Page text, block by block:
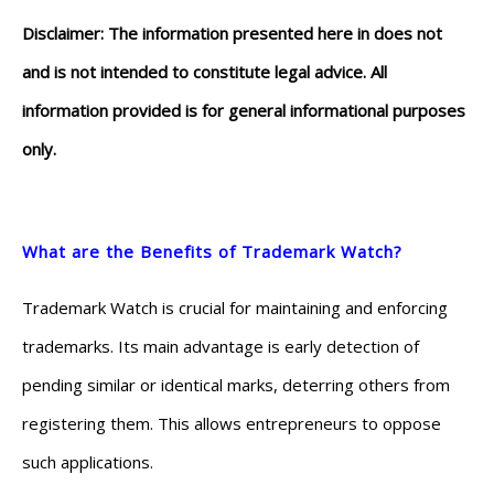
Disclaimer: The information presented here in does not
and is not intended to constitute legal advice. All
information provided is for general informational purposes
only.
What are the Benefits of Trademark Watch?
Trademark Watch is crucial for maintaining and enforcing
trademarks. Its main advantage is early detection of
pending similar or identical marks, deterring others from
registering them. This allows entrepreneurs to oppose
such applications.